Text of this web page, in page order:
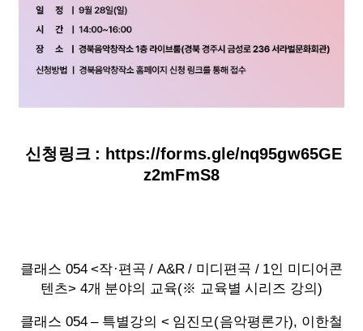
신청링크 : https://forms.gle/nq95gw65GE
z2mFmS8
클래스 054 <작·편곡 / A&R / 미디편곡 / 1인 미디어콘
텐츠> 4개 분야의 교육(※ 교육별 시리즈 강의)
클래스 054 – 특별강의 < 임진모(음악평론가), 이한철